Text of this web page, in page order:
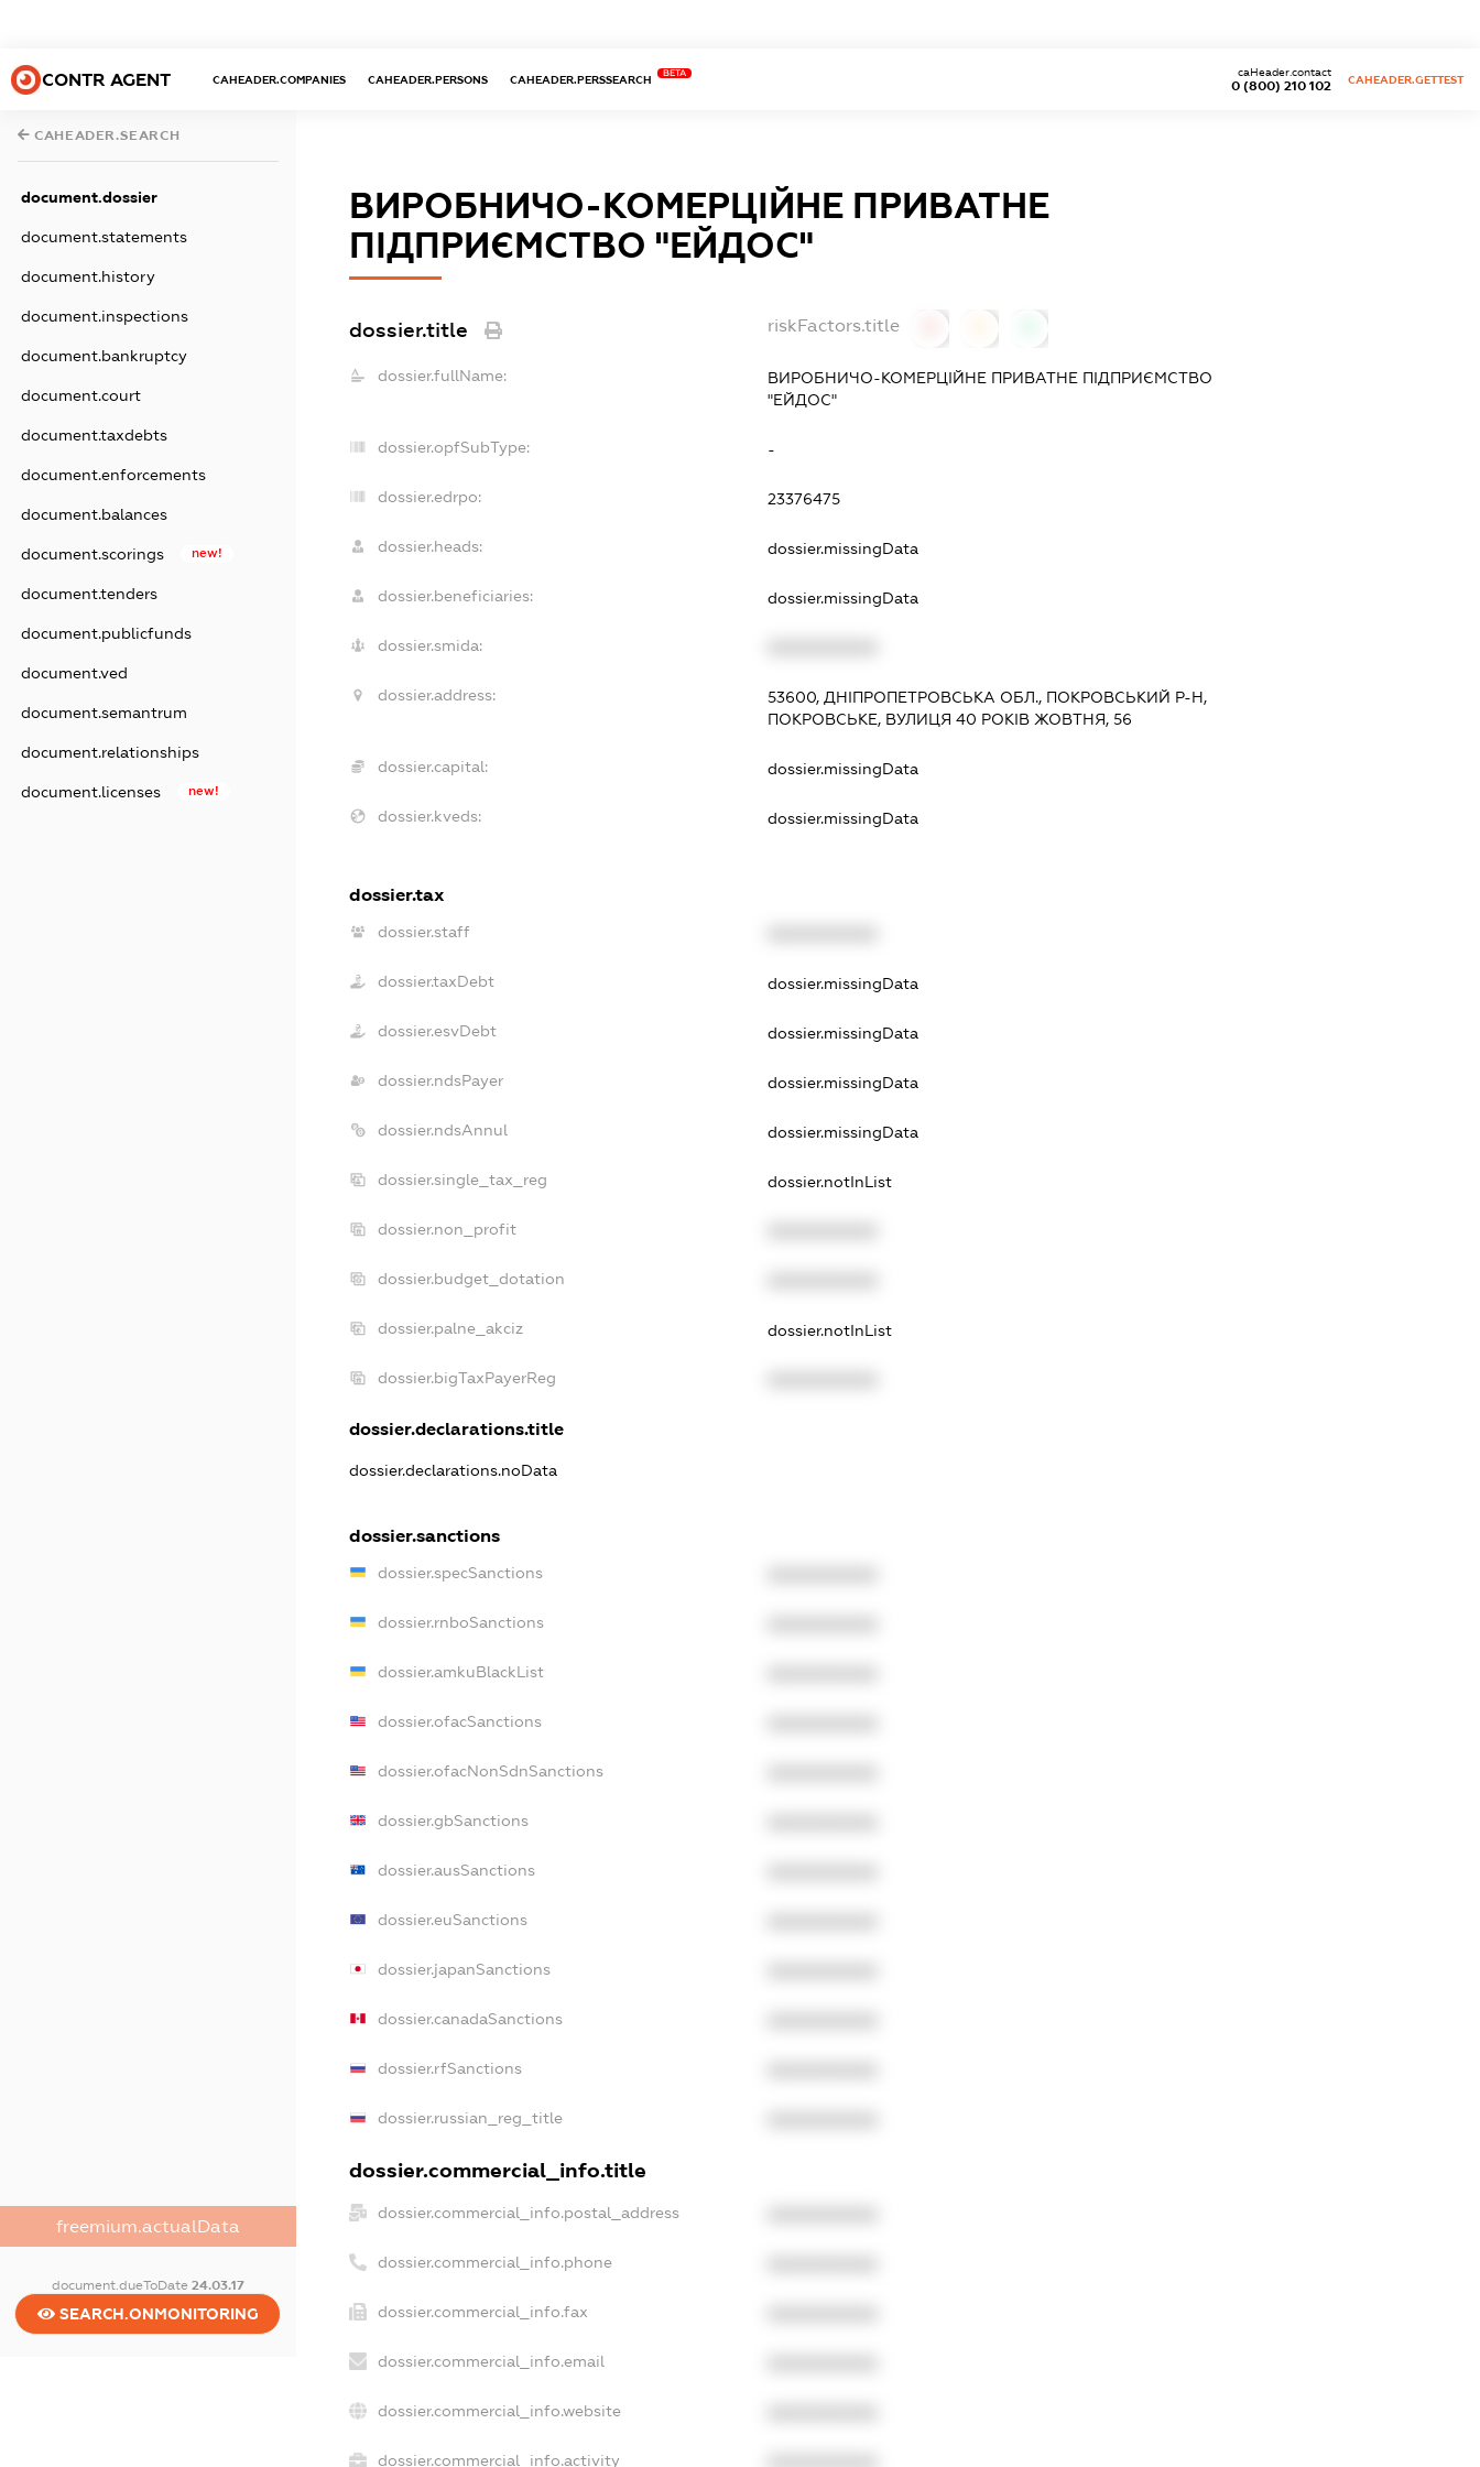
CONTR AGENT CAHEADER.COMPANIES CAHEADER.PERSONS CAHEADER.PERSSEARCH
BETA
0 (800) 210 102
caHeader.contact
CAHEADER.GETTEST
CAHEADER.SEARCH
document.dossier
document.statements
document.history
document.inspections
document.bankruptcy
document.court
document.taxdebts
document.enforcements
document.balances
document.scorings new!
document.tenders
document.publicfunds
document.ved
document.semantrum
document.relationships
document.licenses new!
freemium.actualData
document.dueToDate 24.03.17
SEARCH.ONMONITORING
ВИРОБНИЧО-КОМЕРЦІЙНЕ ПРИВАТНЕ
ПІДПРИЄМСТВО "ЕЙДОС"
dossier.title riskFactors.title
dossier.fullName:
ВИРОБНИЧО-КОМЕРЦІЙНЕ ПРИВАТНЕ ПІДПРИЄМСТВО
"ЕЙДОС"
dossier.opfSubType: -
dossier.edrpo: 23376475
dossier.heads: dossier.missingData
dossier.beneficiaries: dossier.missingData
dossier.smida:
dossier.address:
53600, ДНІПРОПЕТРОВСЬКА ОБЛ., ПОКРОВСЬКИЙ Р-Н,
ПОКРОВСЬКЕ, ВУЛИЦЯ 40 РОКІВ ЖОВТНЯ, 56
dossier.capital: dossier.missingData
dossier.kveds: dossier.missingData
dossier.tax
dossier.staff
dossier.taxDebt dossier.missingData
dossier.esvDebt dossier.missingData
dossier.ndsPayer dossier.missingData
dossier.ndsAnnul dossier.missingData
dossier.single_tax_reg dossier.notInList
dossier.non_profit
dossier.budget_dotation
dossier.palne_akciz dossier.notInList
dossier.bigTaxPayerReg
dossier.declarations.title
dossier.declarations.noData
dossier.sanctions
dossier.specSanctions
dossier.rnboSanctions
dossier.amkuBlackList
dossier.ofacSanctions
dossier.ofacNonSdnSanctions
dossier.gbSanctions
dossier.ausSanctions
dossier.euSanctions
dossier.japanSanctions
dossier.canadaSanctions
dossier.rfSanctions
dossier.russian_reg_title
dossier.commercial_info.title
dossier.commercial_info.postal_address
dossier.commercial_info.phone
dossier.commercial_info.fax
dossier.commercial_info.email
dossier.commercial_info.website
dossier.commercial_info.activity